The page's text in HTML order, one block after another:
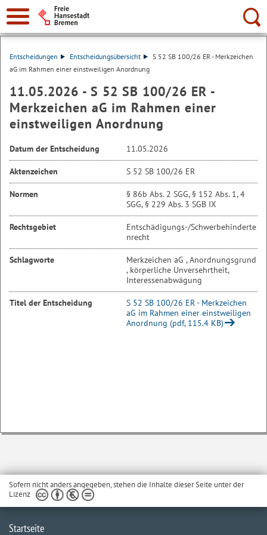
Suche:
Entscheidungen Entscheidungsübersicht
S 52 SB 100/26 ER - Merkzeichen
aG im Rahmen einer einstweiligen Anordnung
11.05.2026 - S 52 SB 100/26 ER -
Merkzeichen aG im Rahmen einer
einstweiligen Anordnung
Datum der Entscheidung 11.05.2026
Aktenzeichen S 52 SB 100/26 ER
Normen
§ 86b Abs. 2 SGG, § 152 Abs. 1, 4
SGG, § 229 Abs. 3 SGB IX
Rechtsgebiet
Entschädigungs-/Schwerbehinderte
nrecht
Schlagworte
Merkzeichen aG , Anordnungsgrund
, körperliche Unversehrtheit,
Interessenabwägung
Titel der Entscheidung
S 52 SB 100/26 ER - Merkzeichen
aG im Rahmen einer einstweiligen
Anordnung (pdf, 115.4 KB)
Sofern nicht anders angegeben, stehen die Inhalte dieser Seite unter der
Lizenz
Startseite